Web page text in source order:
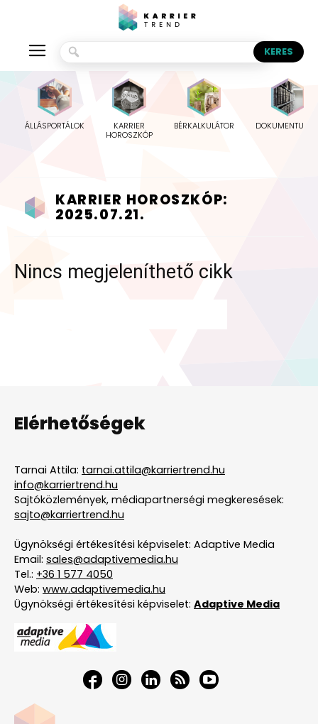
ÁLLÁSPORTÁLOK
KARRIER
HOROSZKÓP
BÉRKALKULÁTOR
KARRIER HOROSZKÓP:
2025.07.21.
Nincs megjeleníthető cikk
Elérhetőségek
Tarnai Attila: tarnai.attila@karriertrend.hu
info@karriertrend.hu
Sajtóközlemények, médiapartnerségi megkeresések:
sajto@karriertrend.hu
Ügynökségi értékesítési képviselet: Adaptive Media
Email: sales@adaptivemedia.hu
Tel.: +36 1 577 4050
Web: www.adaptivemedia.hu
Ügynökségi értékesítési képviselet: Adaptive Media